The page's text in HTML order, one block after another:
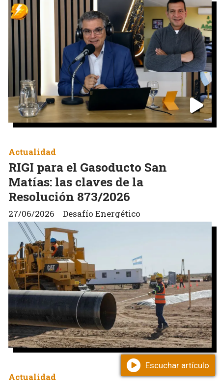
RIGI para el Gasoducto San
Matías: las claves de la
Resolución 873/2026
Desafío Energético
Actualidad
27/06/2026
Actualidad
Escuchar artículo